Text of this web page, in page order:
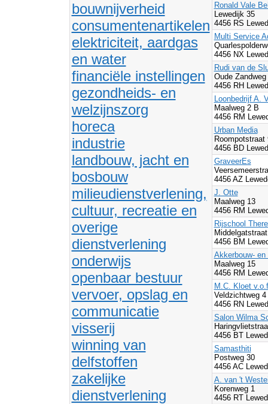
bouwnijverheid
consumentenartikelen
elektriciteit, aardgas
en water
financiële instellingen
gezondheids- en
welzijnszorg
horeca
industrie
landbouw, jacht en
bosbouw
milieudienstverlening,
cultuur, recreatie en
overige
dienstverlening
onderwijs
openbaar bestuur
vervoer, opslag en
communicatie
visserij
winning van
delfstoffen
zakelijke
dienstverlening
Ronald Vale
Lewedijk 35
4456 RS
Multi Service
4456 NX
Rudi van de
Oude Zandweg
4456 RH
Loonbedrijf A.
Maalweg 2 B
4456 RM
Urban Media
Roompotstraat
4456 BD
GraveerEs
4456 AZ
J. Otte
Maalweg 13
4456 RM
Rijschool
4456 BM
Akkerbouw-
Maalweg 15
4456 RM
M.C. Kloet
Veldzichtweg 4
4456 RN
Salon Wilma
4456 BT
Samasthiti
Postweg 30
4456 AC
A. van 't
Korenweg 1
4456 RT